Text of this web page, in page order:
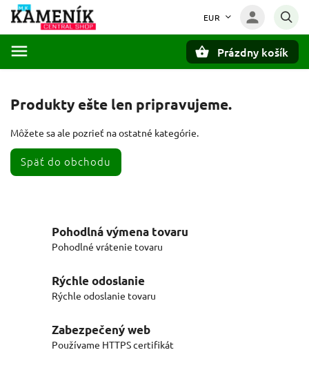
EUR
Prázdny košík
Produkty ešte len pripravujeme.
Môžete sa ale pozrieť na ostatné kategórie.
Späť do obchodu
Pohodlná výmena tovaru
Pohodlné vrátenie tovaru
Rýchle odoslanie
Rýchle odoslanie tovaru
Zabezpečený web
Používame HTTPS certifikát